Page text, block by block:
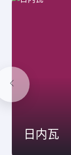
日内瓦